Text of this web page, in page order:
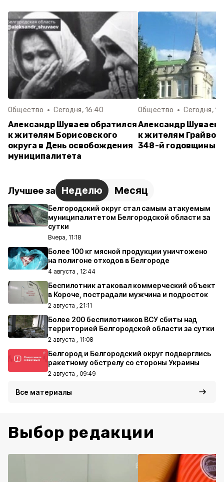
Общество Сегодня, 16:40
Александр Шуваев обратился
к жителям Борисовского
округа в День освобождения
муниципалитета
Общество Сегодня,
Александр Шуваев
к жителям
348-й годовщины
Лучшее за Неделю Месяц
Белгородский округ стал самым атакуемым
муниципалитетом Белгородской области за
сутки
Вчера, 11:18
Более 100 кг мясной продукции уничтожено
на полигоне отходов в Белгороде
4 августа , 12:44
Беспилотник атаковал коммерческий объект
в Короче, пострадали мужчина и подросток
2 августа , 21:11
Более 200 беспилотников ВСУ сбиты над
территорией Белгородской области за сутки
2 августа , 11:08
Белгород и Белгородский округ подверглись
ракетному обстрелу со стороны Украины
2 августа , 09:49
Все материалы
Выбор редакции